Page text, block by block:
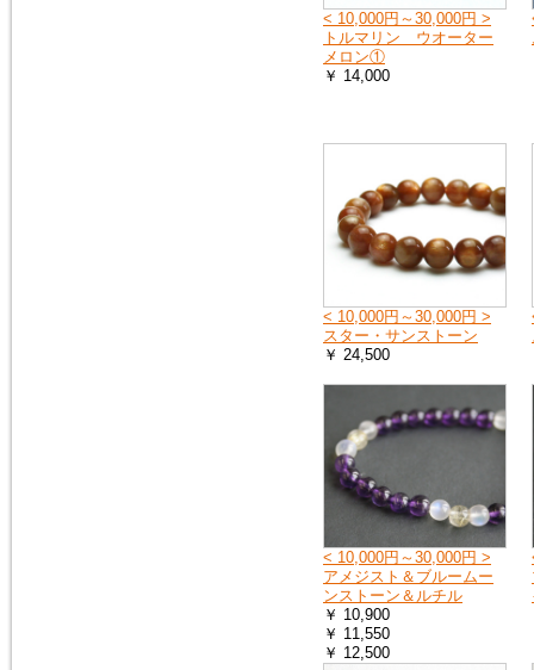
< 10,000円～30,000円 >
トルマリン ウオーター
メロン①
￥ 14,000
< 10,000円～30,000円 >
スター・サンストーン
￥ 24,500
< 10,000円～30,000円 >
アメジスト＆ブルームー
ンストーン＆ルチル
￥ 10,900
￥ 11,550
￥ 12,500